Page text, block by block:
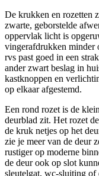
De krukken en rozetten
zwarte, geborstelde
oppervlak licht is
vingerafdrukken minder
rvs past goed in een
ander zwart beslag in
kastknoppen en
op elkaar afgestemd.
Een rond rozet is de
deurblad zit. Het rozet
de kruk netjes op het
zie je meer van de deur
rustiger op moderne
de deur ook op slot
sleutelgat, wc-sluiting of